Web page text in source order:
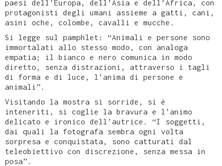
paesi dell’Europa, dell’Asia e dell’Africa, con
protagonisti degli umani assieme a gatti, cani,
asini oche, colombe, cavalli e mucche.
Si legge sul pamphlet: “Animali e persone sono
immortalati allo stesso modo, con analoga
empatia; il bianco e nero comunica in modo
diretto, senza distrazioni, attraverso i tagli
di forma e di luce, l’anima di persone e
animali”.
Visitando la mostra si sorride, si è
inteneriti, si coglie la bravura e l’animo
delicato e ironico dell’autrice. “I soggetti,
dai quali la fotografa sembra ogni volta
sorpresa e conquistata, sono catturati dal
teleobiettivo con discrezione, senza messa in
posa”.